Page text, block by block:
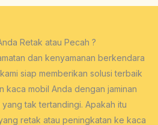
Retak atau Pecah ?
dan kenyamanan berkendara
siap memberikan solusi terbaik
kaca mobil Anda dengan jaminan
tak tertandingi. Apakah itu
retak atau peningkatan ke kaca